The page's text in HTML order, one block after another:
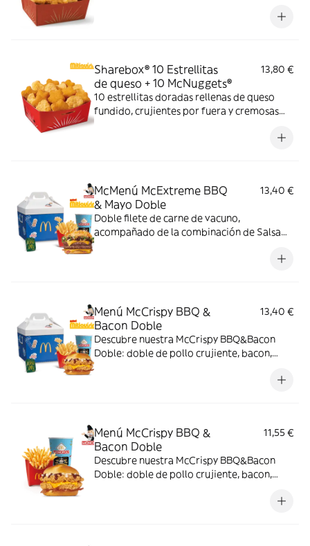
Sharebox® 10 Estrellitas
de queso + 10 McNuggets®
13,80 €
10 estrellitas doradas rellenas de queso
fundido, crujientes por fuera y cremosas
McMenú McExtreme BBQ
& Mayo Doble
13,40 €
Doble filete de carne de vacuno,
acompañado de la combinación de Salsa
doble de cheddar, lechuga fresca y tiras de
Menú McCrispy BBQ &
Bacon Doble
13,40 €
Descubre nuestra McCrispy BBQ&Bacon
Doble: doble de pollo crujiente, bacon,
Menú McCrispy BBQ &
Bacon Doble
11,55 €
Descubre nuestra McCrispy BBQ&Bacon
Doble: doble de pollo crujiente, bacon,